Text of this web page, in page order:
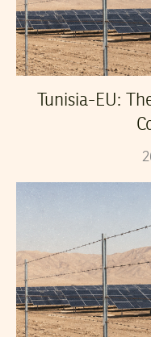
Tunisia-EU: